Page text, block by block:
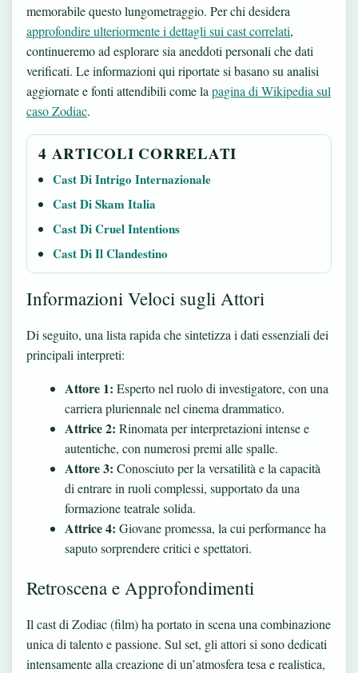
memorabile questo lungometraggio. Per chi desidera
approfondire ulteriormente i dettagli sui cast correlati,
continueremo ad esplorare sia aneddoti personali che dati
verificati. Le informazioni qui riportate si basano su analisi
aggiornate e fonti attendibili come la pagina di Wikipedia sul
caso Zodiac.
4 ARTICOLI CORRELATI
Cast Di Intrigo Internazionale
Cast Di Skam Italia
Cast Di Cruel Intentions
Cast Di Il Clandestino
Informazioni Veloci sugli Attori
Di seguito, una lista rapida che sintetizza i dati essenziali dei
principali interpreti:
Attore 1: Esperto nel ruolo di investigatore, con una
carriera pluriennale nel cinema drammatico.
Attrice 2: Rinomata per interpretazioni intense e
autentiche, con numerosi premi alle spalle.
Attore 3: Conosciuto per la versatilità e la capacità
di entrare in ruoli complessi, supportato da una
formazione teatrale solida.
Attrice 4: Giovane promessa, la cui performance ha
saputo sorprendere critici e spettatori.
Retroscena e Approfondimenti
Il cast di Zodiac (film) ha portato in scena una combinazione
unica di talento e passione. Sul set, gli attori si sono dedicati
intensamente alla creazione di un’atmosfera tesa e realistica,